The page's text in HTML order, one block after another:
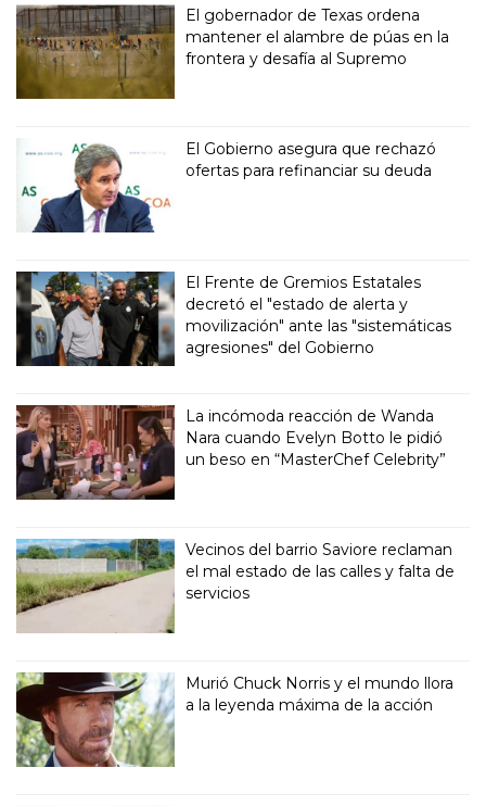
El gobernador de Texas ordena
mantener el alambre de púas en la
frontera y desafía al Supremo
El Gobierno asegura que rechazó
ofertas para refinanciar su deuda
El Frente de Gremios Estatales
decretó el "estado de alerta y
movilización" ante las "sistemáticas
agresiones" del Gobierno
La incómoda reacción de Wanda
Nara cuando Evelyn Botto le pidió
un beso en “MasterChef Celebrity”
Vecinos del barrio Saviore reclaman
el mal estado de las calles y falta de
servicios
Murió Chuck Norris y el mundo llora
a la leyenda máxima de la acción